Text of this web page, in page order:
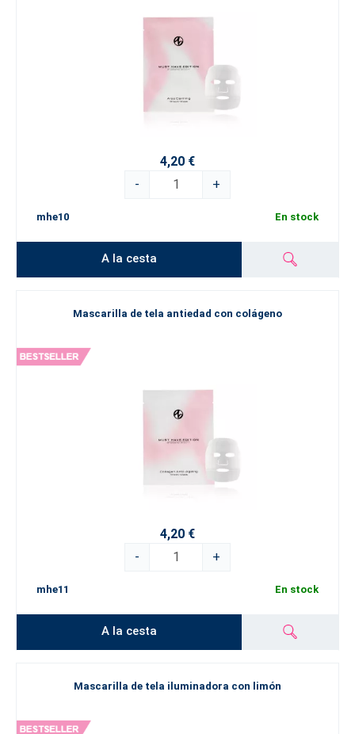
4,20 €
-
+
mhe10 En stock
A la cesta
Mascarilla de tela antiedad con colágeno
4,20 €
-
+
mhe11 En stock
A la cesta
Mascarilla de tela iluminadora con limón